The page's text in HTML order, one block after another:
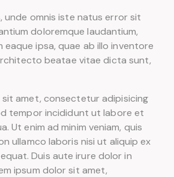
unde omnis iste natus error sit
doloremque laudantium,
eaque ipsa, quae ab illo inventore
beatae vitae dicta sunt,
sit amet, consectetur adipisicing
tempor incididunt ut labore et
Ut enim ad minim veniam, quis
ullamco laboris nisi ut aliquip ex
Duis aute irure dolor in
ipsum dolor sit amet,